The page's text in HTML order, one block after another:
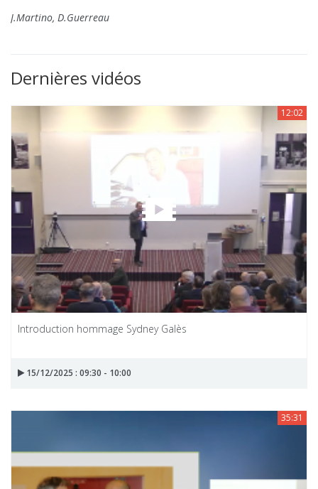
J.Martino, D.Guerreau
Dernières vidéos
12:02
Introduction hommage Sydney Galès
15/12/2025 : 09:30 - 10:00
35:31